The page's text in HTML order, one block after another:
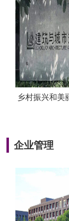
乡村振兴和美
企业管理